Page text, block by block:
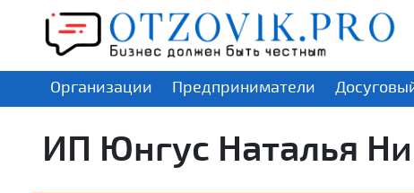
Организации Предприниматели
ИП Юнгус Наталья